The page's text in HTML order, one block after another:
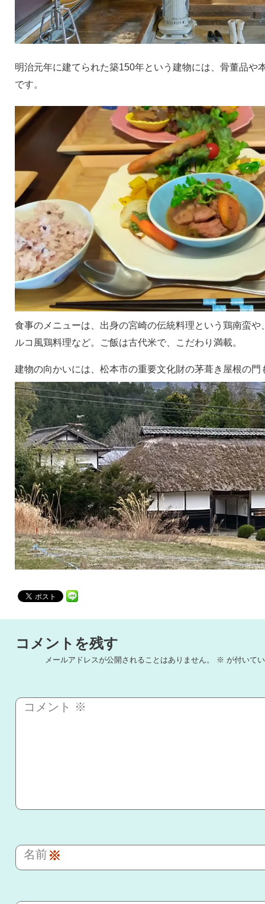
明治元年に建てられた築150年という建物には、骨董品や
です。
食事のメニューは、出身の宮崎の伝統料理という鶏南蛮や
ルコ風鶏料理など。ご飯は古代米で、こだわり満載。
建物の向かいには、松本市の重要文化財の茅葺き屋根の門
コメントを残す
メールアドレスが公開されることはありません。 ※ が付いて
コメント ※
名前 ※